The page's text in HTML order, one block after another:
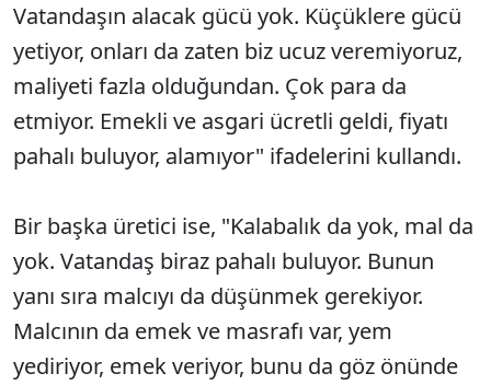
Vatandaşın alacak gücü yok. Küçüklere gücü
yetiyor, onları da zaten biz ucuz veremiyoruz,
maliyeti fazla olduğundan. Çok para da
etmiyor. Emekli ve asgari ücretli geldi, fiyatı
pahalı buluyor, alamıyor" ifadelerini kullandı.
Bir başka üretici ise, "Kalabalık da yok, mal da
yok. Vatandaş biraz pahalı buluyor. Bunun
yanı sıra malcıyı da düşünmek gerekiyor.
Malcının da emek ve masrafı var, yem
yediriyor, emek veriyor, bunu da göz önünde